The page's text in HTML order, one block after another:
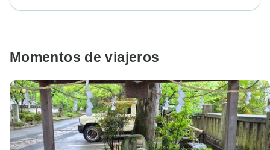
Momentos de viajeros